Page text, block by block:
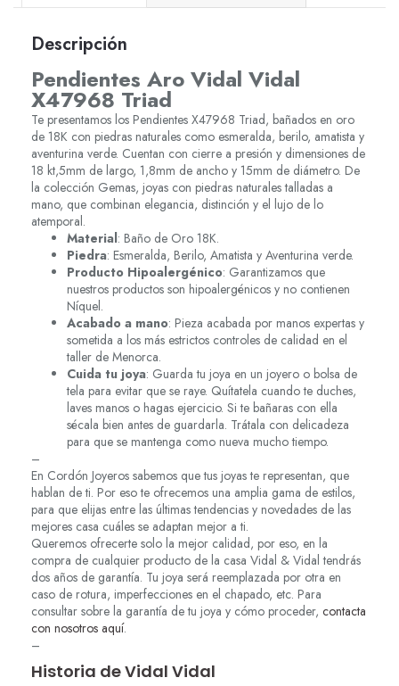
Descripción
Pendientes Aro Vidal Vidal
X47968 Triad
Te presentamos los Pendientes X47968 Triad, bañados en oro
de 18K con piedras naturales como esmeralda, berilo, amatista y
aventurina verde. Cuentan con cierre a presión y dimensiones de
18 kt,5mm de largo, 1,8mm de ancho y 15mm de diámetro. De
la colección Gemas, joyas con piedras naturales talladas a
mano, que combinan elegancia, distinción y el lujo de lo
atemporal.
Material: Baño de Oro 18K.
Piedra: Esmeralda, Berilo, Amatista y Aventurina verde.
Producto Hipoalergénico: Garantizamos que
nuestros productos son hipoalergénicos y no contienen
Níquel.
Acabado a mano: Pieza acabada por manos expertas y
sometida a los más estrictos controles de calidad en el
taller de Menorca.
Cuida tu joya: Guarda tu joya en un joyero o bolsa de
tela para evitar que se raye. Quítatela cuando te duches,
laves manos o hagas ejercicio. Si te bañaras con ella
sécala bien antes de guardarla. Trátala con delicadeza
para que se mantenga como nueva mucho tiempo.
–
En Cordón Joyeros sabemos que tus joyas te representan, que
hablan de ti. Por eso te ofrecemos una amplia gama de estilos,
para que elijas entre las últimas tendencias y novedades de las
mejores casa cuáles se adaptan mejor a ti.
Queremos ofrecerte solo la mejor calidad, por eso, en la
compra de cualquier producto de la casa Vidal & Vidal tendrás
dos años de garantía. Tu joya será reemplazada por otra en
caso de rotura, imperfecciones en el chapado, etc. Para
consultar sobre la garantía de tu joya y cómo proceder, contacta
con nosotros aquí.
–
Historia de Vidal Vidal